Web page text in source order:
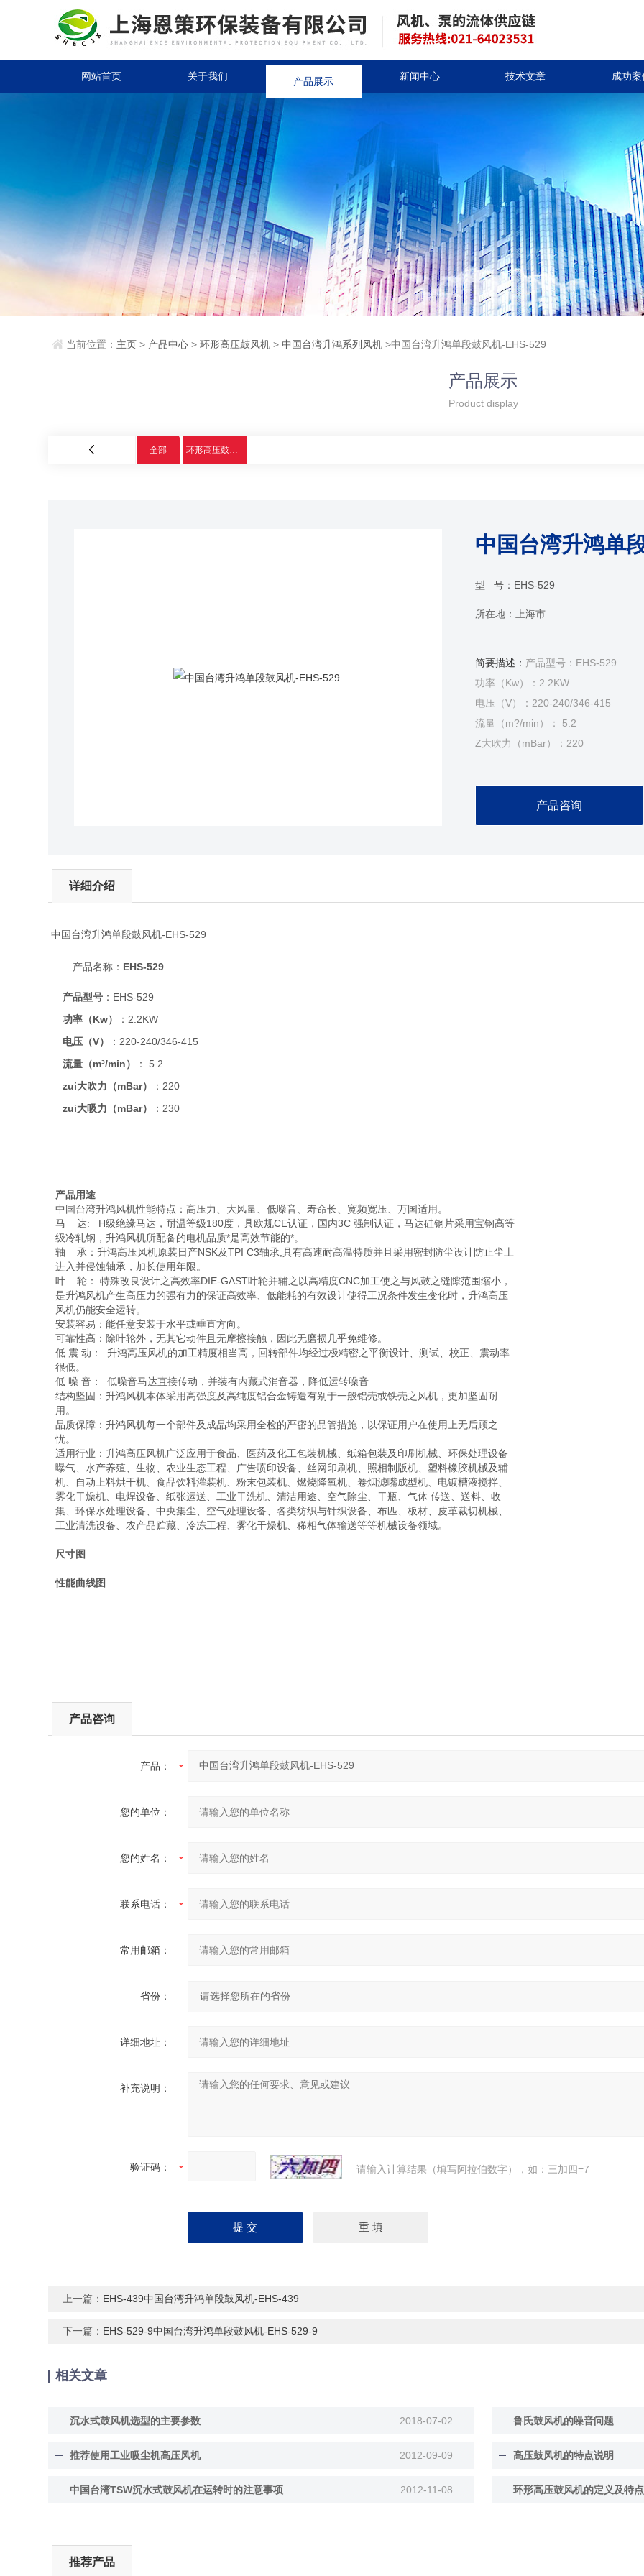
网站首页 关于我们 产品展示 新闻中心 技术文章 成功案
当前位置： 主页 > 产品中心 >环形高压鼓风机 >中国台湾升鸿系列风机 >中国台湾升鸿单段鼓风机-EHS-529
产品展示
Product display
全部 环形高压鼓风机
中国台湾升鸿单
型 号： EHS-529
所在地： 上海市
简要描述： 产品型号：EHS-529
功率（Kw）：2.2KW
电压（V）：220-240/346-415
流量（m?/min）： 5.2
Z大吹力（mBar）：220
产品咨询
详细介绍
中国台湾升鸿单段鼓风机-EHS-529
产品名称： EHS-529
产品型号 ：EHS-529
功率（Kw）
：2.2KW
电压（V）
：220-240/346-415
流量（m³/min）
： 5.2
zui大吹力（mBar）
：220
zui大吸力（mBar）
：230
产品用途
中国台湾升鸿风机性能特点：高压力、大风量、低噪音、寿命长、宽频宽压、万国适用。
马 达: H级绝缘马达，耐温等级180度，具欧规CE认证，国内3C 强制认证，马达硅钢片采用宝钢高等
级冷轧钢，升鸿风机所配备的电机品质*是高效节能的*。
轴 承：升鸿高压风机原装日产NSK及TPI C3轴承,具有高速耐高温特质并且采用密封防尘设计防止尘土
进入并侵蚀轴承，加长使用年限。
叶 轮： 特殊改良设计之高效率DIE-GAST叶轮并辅之以高精度CNC加工使之与风鼓之缝隙范围缩小，
是升鸿风机产生高压力的强有力的保证高效率、低能耗的有效设计使得工况条件发生变化时，升鸿高压
风机仍能安全运转。
安装容易：能任意安装于水平或垂直方向。
可靠性高：除叶轮外，无其它动件且无摩擦接触，因此无磨损几乎免维修。
低 震 动： 升鸿高压风机的加工精度相当高，回转部件均经过极精密之平衡设计、测试、校正、震动率
很低。
低 噪 音： 低噪音马达直接传动，并装有内藏式消音器，降低运转噪音
结构坚固：升鸿风机本体采用高强度及高纯度铝合金铸造有别于一般铝壳或铁壳之风机，更加坚固耐
用。
品质保障：升鸿风机每一个部件及成品均采用全检的严密的品管措施，以保证用户在使用上无后顾之
忧。
适用行业：升鸿高压风机广泛应用于食品、医药及化工包装机械、纸箱包装及印刷机械、环保处理设备
曝气、水产养殖、生物、农业生态工程、广告喷印设备、丝网印刷机、照相制版机、塑料橡胶机械及辅
机、自动上料烘干机、食品饮料灌装机、粉末包装机、燃烧降氧机、卷烟滤嘴成型机、电镀槽液搅拌、
雾化干燥机、电焊设备、纸张运送、工业干洗机、清洁用途、空气除尘、干瓶、气体 传送、送料、收
集、环保水处理设备、中央集尘、空气处理设备、各类纺织与针织设备、布匹、板材、皮革裁切机械、
工业清洗设备、农产品贮藏、冷冻工程、雾化干燥机、稀相气体输送等等机械设备领域。
尺寸图
性能曲线图
产品咨询
产品：
您的单位：
您的姓名：
联系电话：
常用邮箱：
省份：
详细地址：
补充说明：
验证码： 请输入计算结果（填写阿拉伯数字），如：三加四=7
上一篇： EHS-439中国台湾升鸿单段鼓风机-EHS-439
下一篇： EHS-529-9中国台湾升鸿单段鼓风机-EHS-529-9
相关文章
沉水式鼓风机选型的主要参数 2018-07-02 鲁氏鼓风机的噪音问题
推荐使用工业吸尘机高压风机 2012-09-09 高压鼓风机的特点说明
中国台湾TSW沉水式鼓风机在运转时的注意事项 2012-11-08 环形高压鼓风机的定义及特
推荐产品